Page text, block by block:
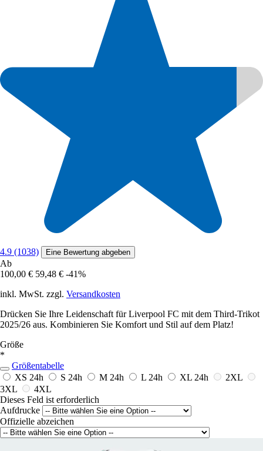
4.9 (1038) Eine Bewertung abgeben
Ab
100,00 € 59,48 € -41%
inkl. MwSt. zzgl. Versandkosten
Drücken Sie Ihre Leidenschaft für Liverpool FC mit dem Third-Trikot
2025/26 aus. Kombinieren Sie Komfort und Stil auf dem Platz!
Größe
*
Größentabelle
XS 24h S 24h M 24h L 24h XL 24h
2XL
3XL
4XL
Dieses Feld ist erforderlich
Aufdrucke
Offizielle abzeichen